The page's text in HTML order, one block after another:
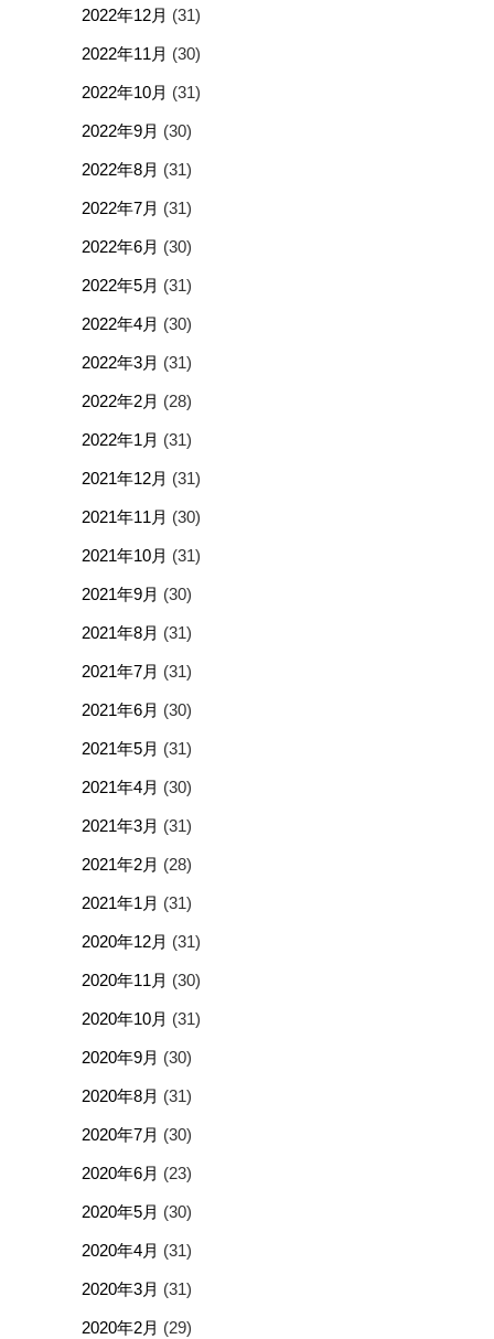
2022年12月 (31)
2022年11月 (30)
2022年10月 (31)
2022年9月 (30)
2022年8月 (31)
2022年7月 (31)
2022年6月 (30)
2022年5月 (31)
2022年4月 (30)
2022年3月 (31)
2022年2月 (28)
2022年1月 (31)
2021年12月 (31)
2021年11月 (30)
2021年10月 (31)
2021年9月 (30)
2021年8月 (31)
2021年7月 (31)
2021年6月 (30)
2021年5月 (31)
2021年4月 (30)
2021年3月 (31)
2021年2月 (28)
2021年1月 (31)
2020年12月 (31)
2020年11月 (30)
2020年10月 (31)
2020年9月 (30)
2020年8月 (31)
2020年7月 (30)
2020年6月 (23)
2020年5月 (30)
2020年4月 (31)
2020年3月 (31)
2020年2月 (29)